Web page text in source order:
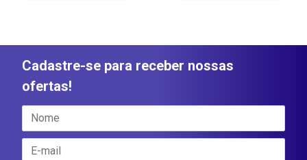
Cadastre-se para receber nossas
ofertas!